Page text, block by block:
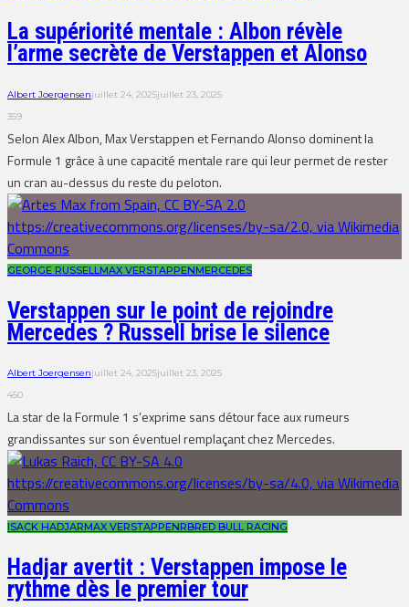
La supériorité mentale : Albon révèle
l’arme secrète de Verstappen et Alonso
Albert Joergensenjuillet 24, 2025juillet 23, 2025
359
Selon Alex Albon, Max Verstappen et Fernando Alonso dominent la
Formule 1 grâce à une capacité mentale rare qui leur permet de rester
un cran au-dessus du reste du peloton.
GEORGE RUSSELLMAX VERSTAPPENMERCEDES
Verstappen sur le point de rejoindre
Mercedes ? Russell brise le silence
Albert Joergensenjuillet 24, 2025juillet 23, 2025
450
La star de la Formule 1 s’exprime sans détour face aux rumeurs
grandissantes sur son éventuel remplaçant chez Mercedes.
ISACK HADJARMAX VERSTAPPENRBRED BULL RACING
Hadjar avertit : Verstappen impose le
rythme dès le premier tour